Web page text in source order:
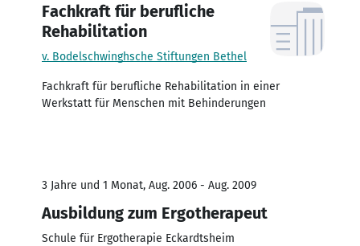
Fachkraft für berufliche
Rehabilitation
v. Bodelschwinghsche Stiftungen Bethel
Fachkraft für berufliche Rehabilitation in einer
Werkstatt für Menschen mit Behinderungen
3 Jahre und 1 Monat, Aug. 2006 - Aug. 2009
Ausbildung zum Ergotherapeut
Schule für Ergotherapie Eckardtsheim